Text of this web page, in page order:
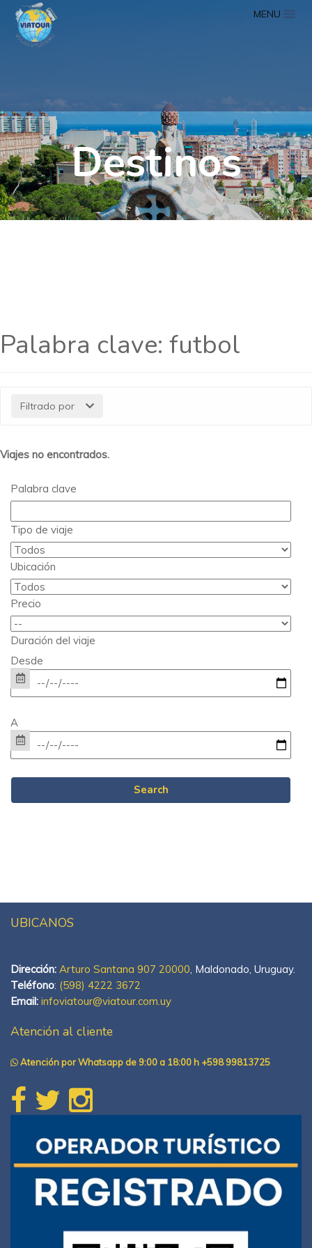
MENU
Destinos
Palabra clave: futbol
Filtrado por
Viajes no encontrados.
Palabra clave
Tipo de viaje
Ubicación
Precio
Duración del viaje
Desde
A
UBICANOS
Dirección: Arturo Santana 907 20000, Maldonado, Uruguay.
Teléfono: (598) 4222 3672
Email: infoviatour@viatour.com.uy
Atención al cliente
Atención por Whatsapp de 9:00 a 18:00 h +598 99813725